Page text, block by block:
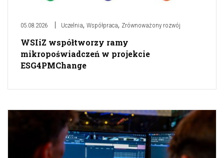
05.08.2026 Uczelnia, Współpraca, Zrównoważony rozwój
WSIiZ współtworzy ramy
mikropoświadczeń w projekcie
ESG4PMChange